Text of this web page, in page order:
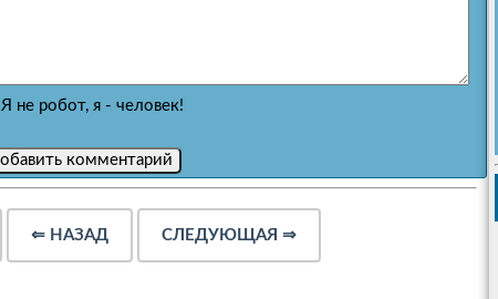
Я не робот, я - человек!
⇐ НАЗАД СЛЕДУЮЩАЯ ⇒